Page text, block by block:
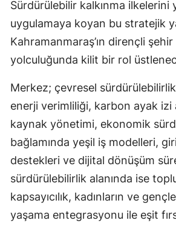
Sürdürülebilir kalkınma ilkelerini
uygulamaya koyan bu stratejik
Kahramanmaraş’ın dirençli
yolculuğunda kilit bir rol
Merkez; çevresel
enerji verimliliği, karbon ayak izi
kaynak yönetimi, ekonomik
bağlamında yeşil iş modelleri,
destekleri ve dijital dönüşüm
sürdürülebilirlik alanında ise
kapsayıcılık, kadınların ve
yaşama entegrasyonu ile eşit